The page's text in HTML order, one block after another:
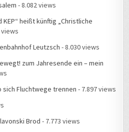
- 8.082 views
heißt künftig „Christliche
views
Leutzsch - 8.030 views
zum Jahresende ein – mein
sich Fluchtwege trennen - 7.897 views
Brod - 7.773 views